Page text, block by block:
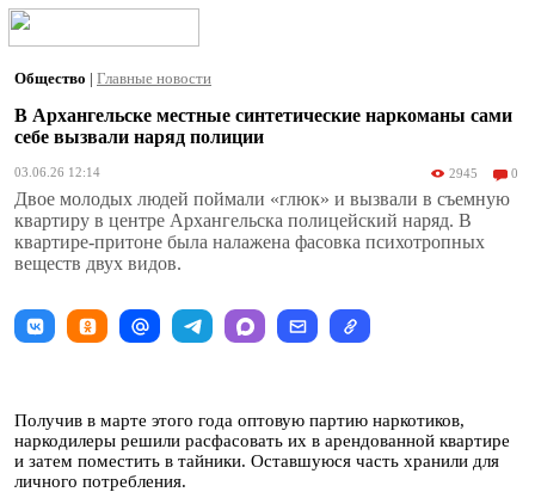
Общество | Главные новости
В Архангельске местные синтетические наркоманы сами
себе вызвали наряд полиции
03.06.26 12:14 2945 0
Двое молодых людей поймали «глюк» и вызвали в съемную
квартиру в центре Архангельска полицейский наряд. В
квартире-притоне была налажена фасовка психотропных
веществ двух видов.
Получив в марте этого года оптовую партию наркотиков,
наркодилеры решили расфасовать их в арендованной квартире
и затем поместить в тайники. Оставшуюся часть хранили для
личного потребления.